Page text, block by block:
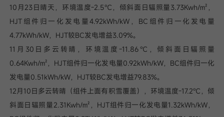
10月23日晴天，环境温度-2.5℃，倾斜面日辐照量3.73Kwh/㎡，
HJT组件归一化发电量4.92kWh/kW，BC组件归一化发电量
4.77kWh/kW，HJT较BC发电增益3.09%。
11月30日多云转晴，环境温度-11.86℃，倾斜面日辐照量
0.64Kwh/㎡，HJT组件归一化发电量0.92kWh/kW，BC组件归一化
发电量0.51kWh/kW，HJT较BC发电增益79.83%。
12月10日多云转晴（组件上面有积雪覆盖），环境温度-17.2℃，倾
斜面日辐照量2.31Kwh/㎡，HJT组件归一化发电量1.32kWh/kW，